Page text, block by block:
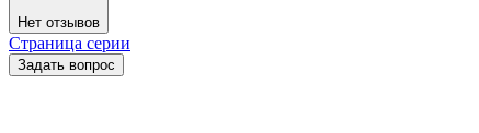
Нет отзывов
Страница серии
Задать вопрос